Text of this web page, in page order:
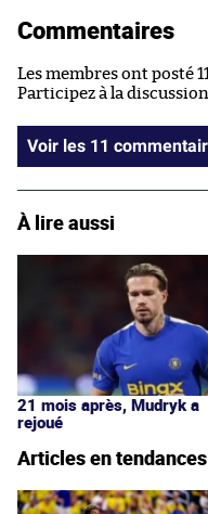
Commentaires
Les membres ont posté
Participez à la discussion
Voir les 11
À lire aussi
21 mois après, Mudryk a
rejoué
Articles en tendances